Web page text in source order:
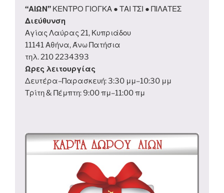
“ΑΙΩΝ” ΚΕΝΤΡΟ ΓΙΟΓΚΑ ● ΤΑΙ ΤΣΙ ● ΠΙΛΑΤΕΣ
Διεύθυνση
Αγίας Λαύρας 21, Κυπριάδου
11141 Αθήνα, Άνω Πατήσια
τηλ. 210 2234393
Ωρες λειτουργίας
Δευτέρα–Παρασκευή: 3:30 μμ–10:30 μμ
Τρίτη & Πέμπτη: 9:00 πμ–11:00 πμ